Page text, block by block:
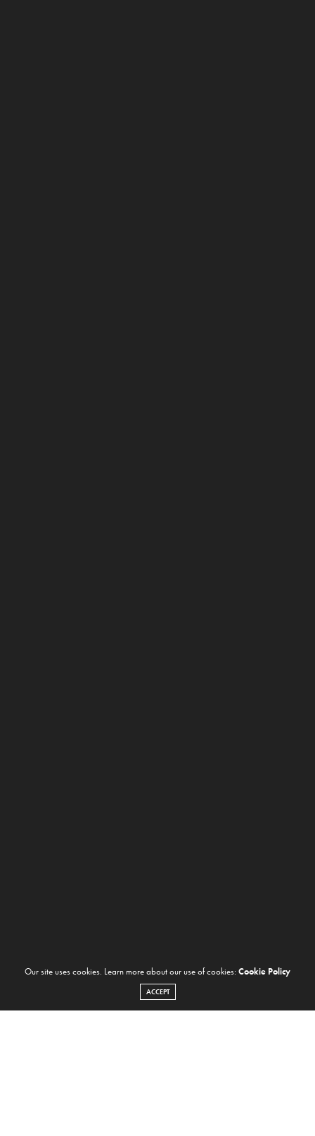
Our site uses cookies. Learn more about our use of cookies: Cookie Policy
ACCEPT